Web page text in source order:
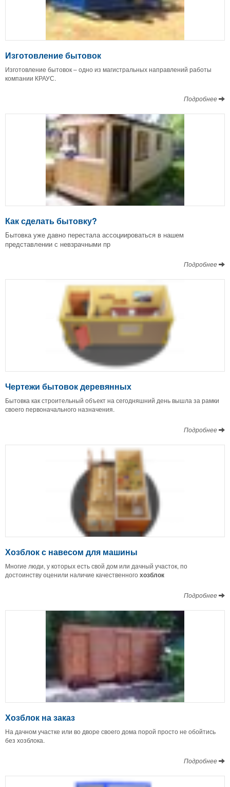
Изготовление бытовок
Изготовление бытовок – одно из магистральных направлений работы
компании КРАУС.
Подробнее
Как сделать бытовку?
Бытовка уже давно перестала ассоциироваться в нашем
представлении с невзрачными пр
Подробнее
Чертежи бытовок деревянных
Бытовка как строительный объект на сегодняшний день вышла за рамки
своего первоначального назначения.
Подробнее
Хозблок с навесом для машины
Многие люди, у которых есть свой дом или дачный участок, по
достоинству оценили наличие качественногохозблок
Подробнее
Хозблок на заказ
На дачном участке или во дворе своего дома порой просто не обойтись
без хозблока.
Подробнее